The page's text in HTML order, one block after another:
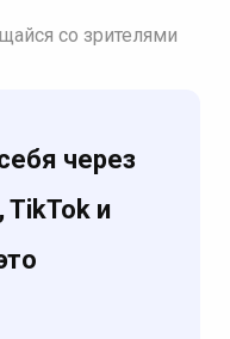
со зрителями
через
TikTok и